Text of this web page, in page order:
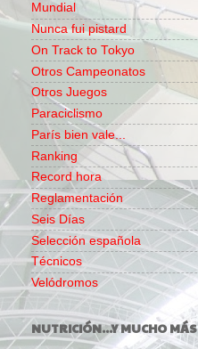
Mundial
Nunca fui pistard
On Track to Tokyo
Otros Campeonatos
Otros Juegos
Paraciclismo
París bien vale...
Ranking
Record hora
Reglamentación
Seis Días
Selección española
Técnicos
Velódromos
NUTRICIÓN...Y MUCHO MÁS